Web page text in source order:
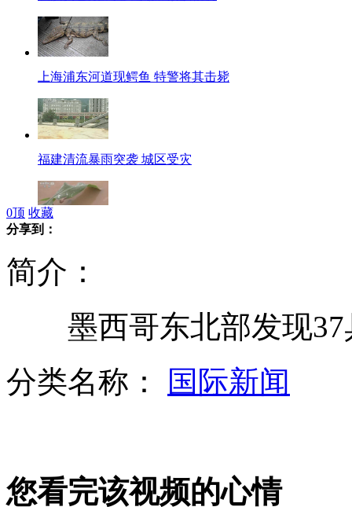
上海浦东河道现鳄鱼 特警将其击毙
福建清流暴雨突袭 城区受灾
赵薇打球照曝光 网友称有杀气
王菲大连个唱魅力不减 现场撒娇
0顶 收藏
分享到：
简介：
墨西哥东北部发现37
分类名称：
国际新闻
您看完该视频的心情